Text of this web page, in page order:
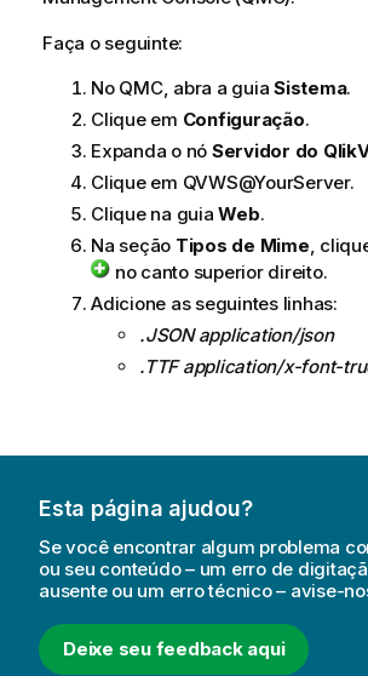
Faça o seguinte:
No QMC, abra a guia Sistema.
Clique em Configuração.
Expanda o nó Servidor do
Clique em QVWS@YourServer.
Clique na guiaWeb.
Na seção Tipos de Mime,
no canto superior direito.
Adicione as seguintes linhas:
.JSON application/json
.TTF application/x-font-
Esta página ajudou?
Se você encontrar algum problema
ou seu conteúdo – um erro de
ausente ou um erro técnico – avise-
Deixe seu feedback aqui